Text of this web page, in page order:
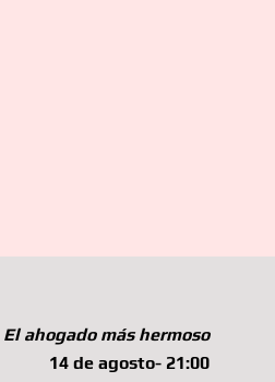
El ahogado más hermoso
14 de agosto- 21:00